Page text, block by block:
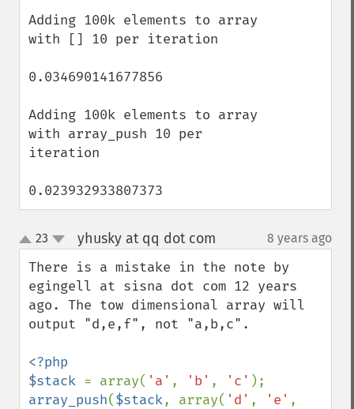
Adding 100k elements to array
with [] 10 per iteration
0.034690141677856
Adding 100k elements to array
with array_push 10 per
iteration
0.023932933807373
up
down
23 yhusky at qq dot com 8 years ago
There is a mistake in the note by
egingell at sisna dot com 12 years
ago. The tow dimensional array will
output "d,e,f", not "a,b,c".
<?php
$stack = array( 'a' , 'b' , 'c'
array_push($stack, array( 'd' , 'e'